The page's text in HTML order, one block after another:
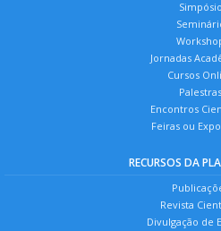
Simpósio
Jornadas
Cursos
Palestras
Encontros
Feiras ou
RECURSOS DA
Revista
Divulgação de